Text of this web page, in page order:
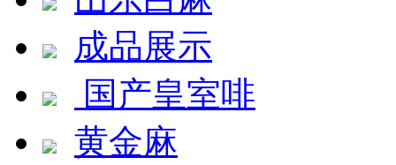
成品展示
国产皇室啡
黄金麻